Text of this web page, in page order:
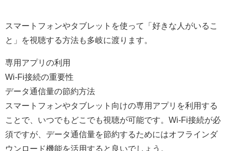
スマートフォンやタブレットを使って「好きな人がいるこ
と」を視聴する方法も多岐に渡ります。
専用アプリの利用
Wi-Fi接続の重要性
データ通信量の節約方法
スマートフォンやタブレット向けの専用アプリを利用する
ことで、いつでもどこでも視聴が可能です。Wi-Fi接続が必
須ですが、データ通信量を節約するためにはオフラインダ
ウンロード機能を活用すると良いでしょう。